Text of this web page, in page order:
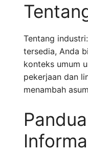
Tentang
tersedia, Anda
konteks umum
pekerjaan dan
menambah